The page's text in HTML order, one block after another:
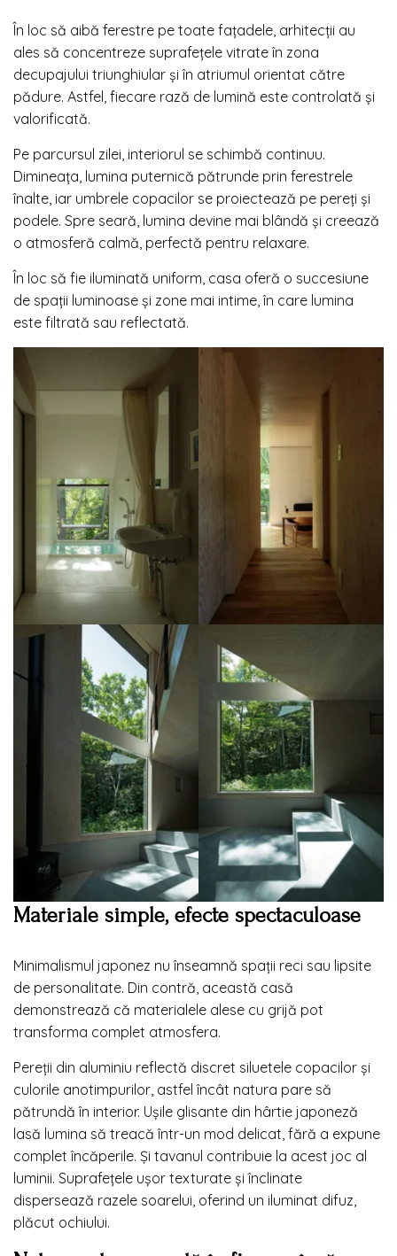
În loc să aibă ferestre pe toate fațadele, arhitecții au
ales să concentreze suprafețele vitrate în zona
decupajului triunghiular și în atriumul orientat către
pădure. Astfel, fiecare rază de lumină este controlată și
valorificată.
Pe parcursul zilei, interiorul se schimbă continuu.
Dimineața, lumina puternică pătrunde prin ferestrele
înalte, iar umbrele copacilor se proiectează pe pereți și
podele. Spre seară, lumina devine mai blândă și creează
o atmosferă calmă, perfectă pentru relaxare.
În loc să fie iluminată uniform, casa oferă o succesiune
de spații luminoase și zone mai intime, în care lumina
este filtrată sau reflectată.
Materiale simple, efecte spectaculoase
Minimalismul japonez nu înseamnă spații reci sau lipsite
de personalitate. Din contră, această casă
demonstrează că materialele alese cu grijă pot
transforma complet atmosfera.
Pereții din aluminiu reflectă discret siluetele copacilor și
culorile anotimpurilor, astfel încât natura pare să
pătrundă în interior. Ușile glisante din hârtie japoneză
lasă lumina să treacă într-un mod delicat, fără a expune
complet încăperile. Și tavanul contribuie la acest joc al
luminii. Suprafețele ușor texturate și înclinate
dispersează razele soarelui, oferind un iluminat difuz,
plăcut ochiului.